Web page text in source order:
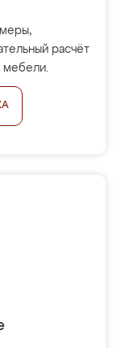
расчёт
мебели.